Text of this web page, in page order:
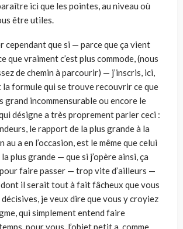
ici que les pointes, au niveau où
être utiles.
cependant que si — parce que ça vient
que vraiment c’est plus commode, (nous
de chemin à parcourir) — j’inscris, ici,
formule qui se trouve recouvrir ce que
grand incommensurable ou encore le
désigne a très proprement parler ceci :
le rapport de la plus grande à la
au a en l’occasion, est le même que celui
plus grande — que si j’opère ainsi, ça
pour faire passer — trop vite d’ailleurs —
il serait tout à fait fâcheux que vous
je veux dire que vous y croyiez
qui simplement entend faire